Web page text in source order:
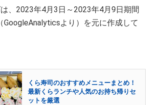
、2023年4月3日～2023年4月9日期間
GoogleAnalyticsより）を元に作成して
くら寿司のおすすめメニューまとめ！
最新くらランチや人気のお持ち帰りセ
ットを厳選